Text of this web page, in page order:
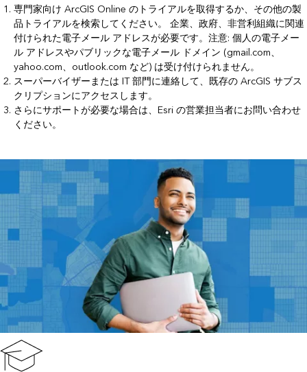
専門家向け ArcGIS Online のトライアルを取得するか、 その他の製
品トライアルを検索してください。 企業、政府、非営利組織に関連
付けられた電子メール アドレスが必要です。注意: 個人の電子メー
ル アドレスやパブリックな電子メール ドメイン (gmail.com、
yahoo.com、outlook.com など) は受け付けられません。
スーパーバイザーまたは IT 部門に連絡して、既存の ArcGIS サブス
クリプションにアクセスします。
さらにサポートが必要な場合は、 Esri の営業担当者にお問い合わせ
ください。